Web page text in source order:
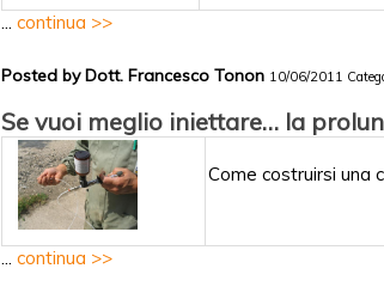
... continua >>
Posted by Dott. Francesco Tonon 10/06/2011
Se vuoi meglio iniettare… la
Come costruirsi una
... continua >>